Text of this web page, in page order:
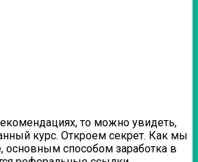
то можно увидеть,
курс. Откроем секрет. Как мы
основным способом заработка в